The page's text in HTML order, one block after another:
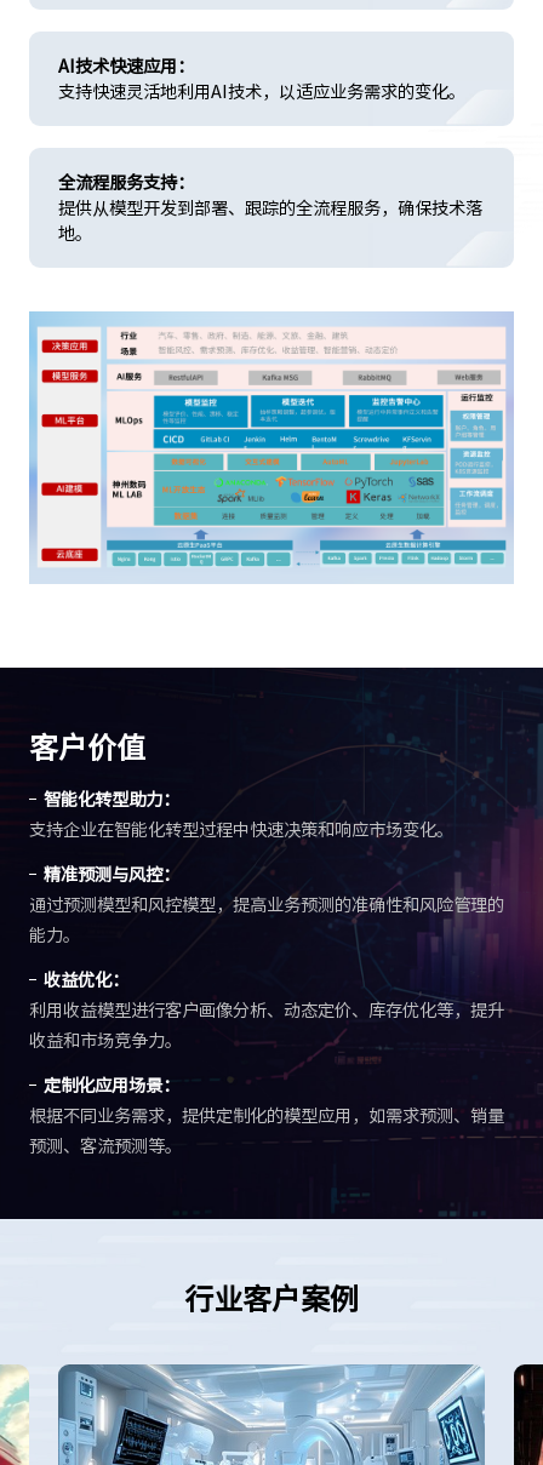
AI技术快速应用：
支持快速灵活地利用AI技术，以适应业务需求的变化。
全流程服务支持：
提供从模型开发到部署、跟踪的全流程服务，确保技术落
地。
客户价值
智能化转型助力：
支持企业在智能化转型过程中快速决策和响应市场变化。
精准预测与风控：
通过预测模型和风控模型，提高业务预测的准确性和风险管理的
能力。
收益优化：
利用收益模型进行客户画像分析、动态定价、库存优化等，提升
收益和市场竞争力。
定制化应用场景：
根据不同业务需求，提供定制化的模型应用，如需求预测、销量
预测、客流预测等。
行业客户案例